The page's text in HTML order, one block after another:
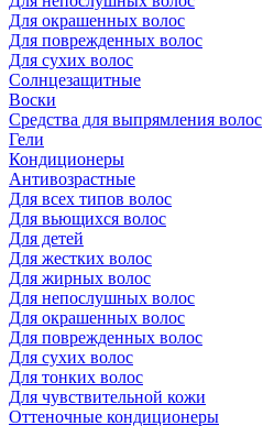
Для окрашенных волос
Для поврежденных волос
Для сухих волос
Солнцезащитные
Воски
Средства для выпрямления волос
Гели
Кондиционеры
Антивозрастные
Для всех типов волос
Для вьющихся волос
Для детей
Для жестких волос
Для жирных волос
Для непослушных волос
Для окрашенных волос
Для поврежденных волос
Для сухих волос
Для тонких волос
Для чувствительной кожи
Оттеночные кондиционеры